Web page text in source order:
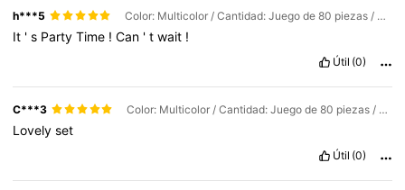
h***5 Color: Multicolor / Cantidad: Juego de 80 piezas / Talla: Unitalla
It 's PartyTime !Can 'twait !
Útil (0)
C***3 Color: Multicolor / Cantidad: Juego de 80 piezas / Talla: Unitalla
Lovelyset
Útil (0)